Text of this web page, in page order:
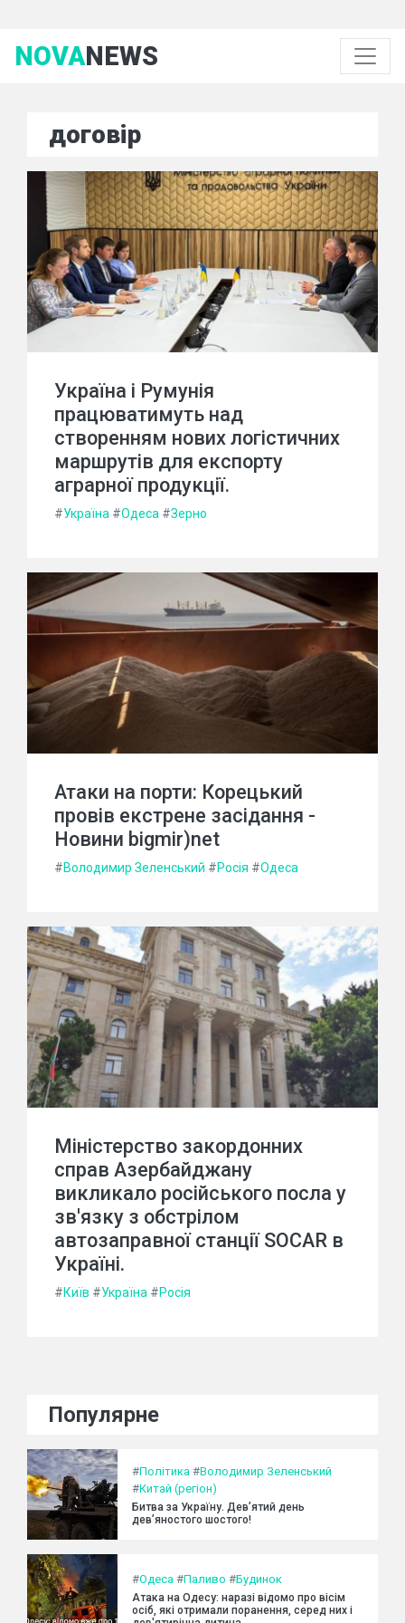
NOVANEWS
договір
Україна і Румунія
працюватимуть над
створенням нових логістичних
маршрутів для експорту
аграрної продукції.
#Україна #Одеса #Зерно
Атаки на порти: Корецький
провів екстрене засідання -
Новини bigmir)net
#Володимир Зеленський #Росія #Одеса
Міністерство закордонних
справ Азербайджану
викликало російського посла у
зв'язку з обстрілом
автозаправної станції SOCAR в
Україні.
#Київ #Україна #Росія
Популярне
#Політика #Володимир Зеленський
#Китай (регіон)
Битва за Україну. Дев’ятий день
дев’яностого шостого!
#Одеса #Паливо #Будинок
Атака на Одесу: наразі відомо про вісім
осіб, які отримали поранення, серед них і